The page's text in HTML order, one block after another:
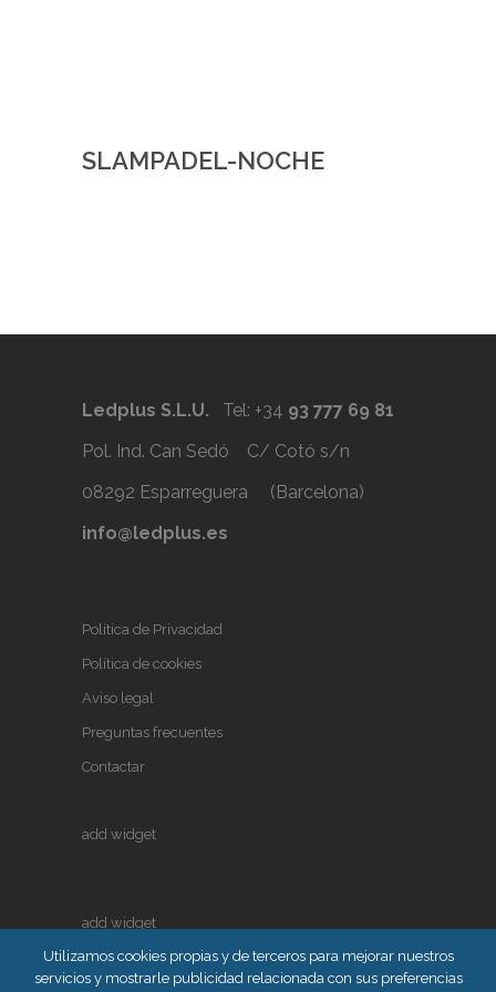
SLAMPADEL-NOCHE
Ledplus S.L.U. Tel: +34 93 777 69 81
Pol. Ind. Can Sedó C/ Cotó s/n
08292 Esparreguera (Barcelona)
info@ledplus.es
Política de Privacidad
Política de cookies
Aviso legal
Preguntas frecuentes
Contactar
add widget
add widget
Utilizamos cookies propias y de terceros para mejorar nuestros
servicios y mostrarle publicidad relacionada con sus preferencias